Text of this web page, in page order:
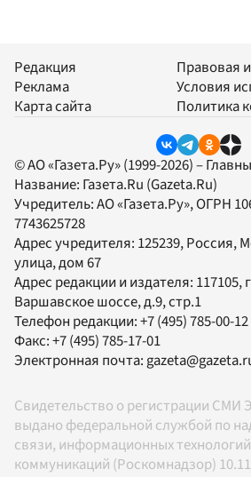
Редакция
Реклама
Карта сайта
Правовая
Условия
Политика
© АО «Газета.Ру» (1999-2026) –
Название: Газета.Ru (Gazeta.Ru)
Учредитель:АО «Газета.Ру», ОГРН
7743625728
Адрес учредителя: 125239, Россия,
улица, дом 67
Адрес редакции и издателя: 117105,
Варшавское шоссе, д.9, стр.1
Телефон редакции:+7 (495) 785-00-12
Факс:+7 (495) 785-17-01
Электронная почта:
Свидетельство о регистрации СМИ
выдано федеральной службой по
связи, информационных
коммуникаций (Роскомнадзор)